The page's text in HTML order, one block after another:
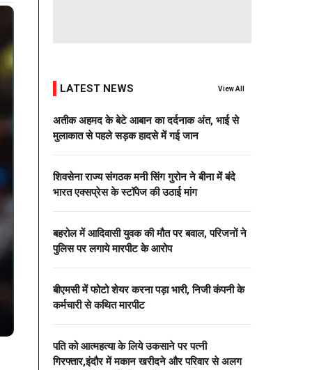
LATEST NEWS View All
अतीक अहमद के बेटे आबान का दर्दनाक अंत, भाई से
मुलाकात से पहले सड़क हादसे में गई जान
शिवसेना राज्य संगठक मनी सिंग गुरोन ने बीना में बंदे
भारत एक्सप्रेस के स्टॉपेज की उठाई मांग
बहरोल में आदिवासी युवक की मौत पर बवाल, परिजनों ने
पुलिस पर लगाये मारपीट के आरोप
बीएमसी में फोटो शेयर करना पड़ा भारी, निजी कंपनी के
कर्मचारी से कथित मारपीट
पति को आत्महत्या के लिये उकसाने पर पत्नी
गिरफ्तार,इंदौर में मकान खरीदने और परिवार से अलग